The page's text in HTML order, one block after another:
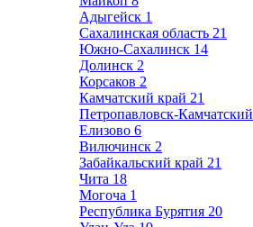
Адыгейск 1
Сахалинская область 21
Южно-Сахалинск 14
Долинск 2
Корсаков 2
Камчатский край 21
Петропавловск-Камчатский
Елизово 6
Вилючинск 2
Забайкальский край 21
Чита 18
Могоча 1
Республика Бурятия 20